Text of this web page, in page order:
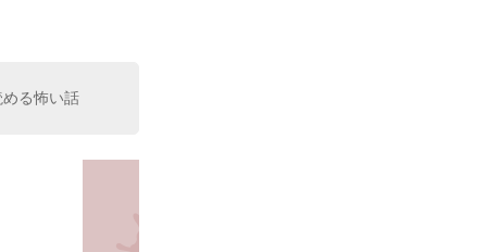
居まで提案
る怖い話